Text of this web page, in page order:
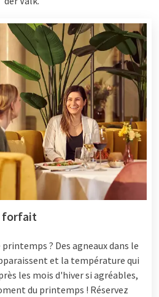
forfait
? Des agneaux dans le
et la température qui
les mois d'hiver si agréables,
du printemps ! Réservez